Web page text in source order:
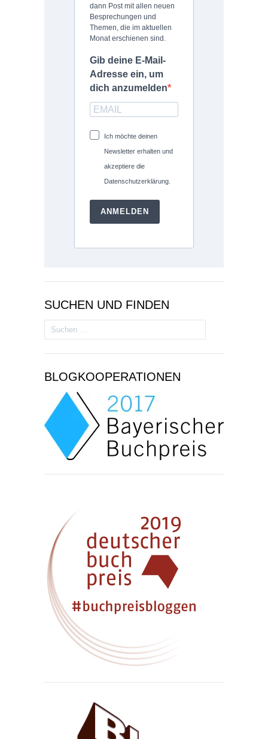
dann Post mit allen neuen
Besprechungen und
Themen, die im aktuellen
Monat erschienen sind.
Gib deine E-Mail-
Adresse ein, um
dich anzumelden
Ich möchte deinen
Newsletter erhalten und
akzeptiere die
Datenschutzerklärung.
ANMELDEN
SUCHEN UND FINDEN
Suchen
nach:
BLOGKOOPERATIONEN